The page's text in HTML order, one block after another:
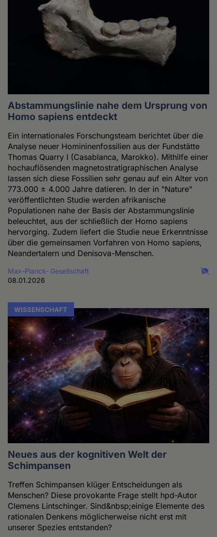
Abstammungslinie nahe dem Ursprung von
Homo sapiens entdeckt
Ein internationales Forschungsteam berichtet über die
Analyse neuer Homininenfossilien aus der Fundstätte
Thomas Quarry I (Casablanca, Marokko). Mithilfe einer
hochauflösenden magnetostratigraphischen Analyse
lassen sich diese Fossilien sehr genau auf ein Alter von
773.000 ± 4.000 Jahre datieren. In der in "Nature"
veröffentlichten Studie werden afrikanische
Populationen nahe der Basis der Abstammungslinie
beleuchtet, aus der schließlich der Homo sapiens
hervorging. Zudem liefert die Studie neue Erkenntnisse
über die gemeinsamen Vorfahren von Homo sapiens,
Neandertalern und Denisova-Menschen.
Max-Planck- Gesellschaft
08.01.2026
WISSENSCHAFT
Neues aus der kognitiven Welt der
Schimpansen
Treffen Schimpansen klüger Entscheidungen als
Menschen? Diese provokante Frage stellt hpd-Autor
Clemens Lintschinger. Sind&nbsp;einige Elemente des
rationalen Denkens möglicherweise nicht erst mit
unserer Spezies entstanden?